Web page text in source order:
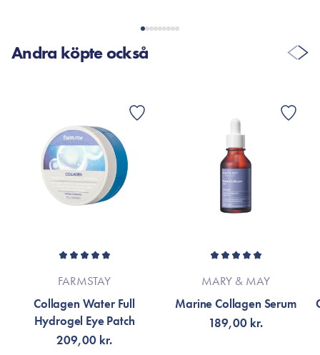
Andra köpte också
FARMSTAY
Collagen Water Full
Hydrogel Eye Patch
209,00 kr.
MARY & MAY
Marine Collagen Serum
189,00 kr.